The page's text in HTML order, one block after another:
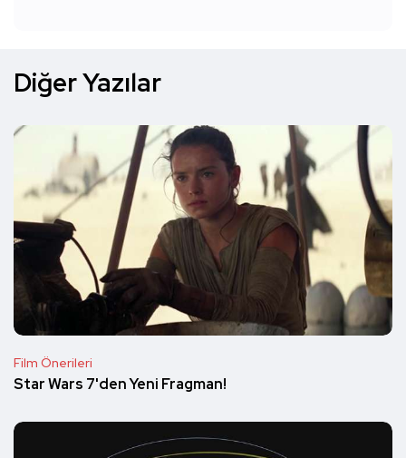
Diğer Yazılar
Film Önerileri
Star Wars 7'den Yeni Fragman!